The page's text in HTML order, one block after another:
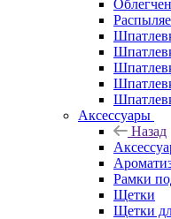
Аксессуары
Назад
Рамки
Щетки
Щетки